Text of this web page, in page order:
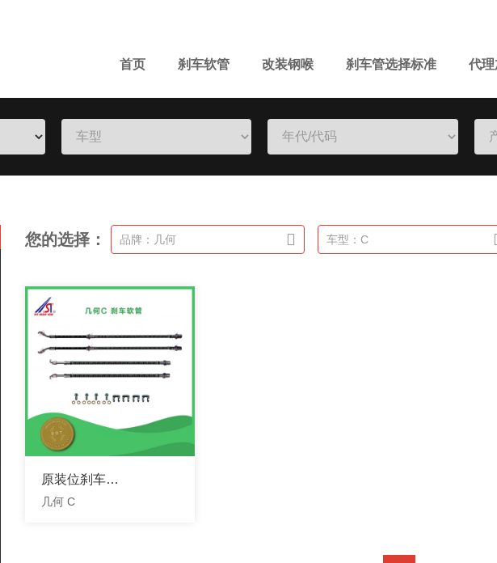
首页 刹车软管 改装钢喉 刹车管选择标准 代
您的选择： 品牌：几何 车型：C
原装位刹车软
管
几何 C